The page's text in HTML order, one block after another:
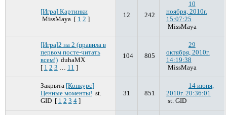
[Игра] Картинки
MissMaya [ 1 2 ]
12 242
10
ноября, 2010г.
15:07:25
MissMaya
[Игра]2 на 2 (правила в
первом посте-читать
всем!) duhaMX
[ 1 2 3 … 11 ]
104 805
29
октября, 2010г.
14:19:38
MissMaya
Закрыта [Конкурс]
Ценные моменты! st.
GID [ 1 2 3 4 ]
31 851
14 июня,
2010г. 20:36:01
st. GID